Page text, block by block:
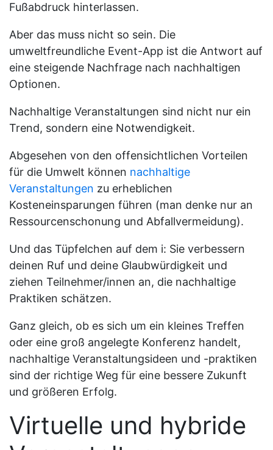
Fußabdruck hinterlassen.
Aber das muss nicht so sein. Die
umweltfreundliche Event-App ist die Antwort auf
eine steigende Nachfrage nach nachhaltigen
Optionen.
Nachhaltige Veranstaltungen sind nicht nur ein
Trend, sondern eine Notwendigkeit.
Abgesehen von den offensichtlichen Vorteilen
für die Umwelt können nachhaltige
Veranstaltungen zu erheblichen
Kosteneinsparungen führen (man denke nur an
Ressourcenschonung und Abfallvermeidung).
Und das Tüpfelchen auf dem i: Sie verbessern
deinen Ruf und deine Glaubwürdigkeit und
ziehen Teilnehmer/innen an, die nachhaltige
Praktiken schätzen.
Ganz gleich, ob es sich um ein kleines Treffen
oder eine groß angelegte Konferenz handelt,
nachhaltige Veranstaltungsideen und -praktiken
sind der richtige Weg für eine bessere Zukunft
und größeren Erfolg.
Virtuelle und hybride